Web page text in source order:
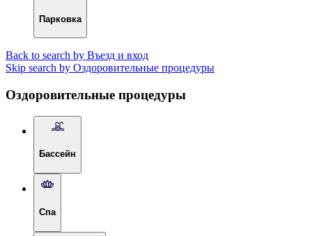
Парковка
Back to search by Въезд и вход
Skip search by Оздоровительные процедуры
Оздоровительные процедуры
Бассейн
Спа